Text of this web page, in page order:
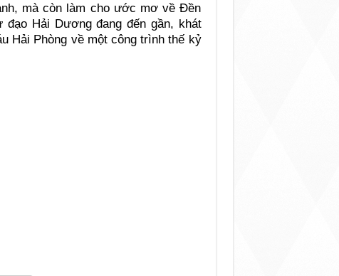
mà còn làm cho ước mơ về Đền
đạo Hải Dương đang đến gần, khát
Hải Phòng về một công trình thế kỷ